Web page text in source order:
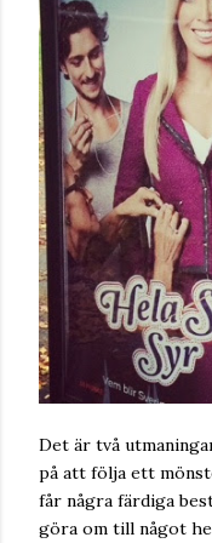
Det är två
på att följa ett
får några färdiga
göra om till något